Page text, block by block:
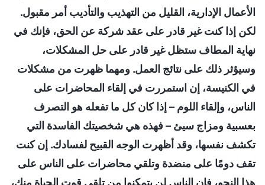
الأعمال الإدارية، القليل من التهذيب والتأديب أمر مقبول.
لكن إذا كنت غير قادر على عقد شركة عن الحق، فإنك في
نهاية المطاف ستظل غير قادر على حل المشكلات،
وسيؤثر ذلك على نتائج العمل. ومهما ظهرت من مشكلات
في الكنيسة، إن استمررت في إلقاء المحاضرات على
الناس، وإلقاء اللوم – إذا كان كل ما تفعله هو التصرف
بعسبية ومزاج سيئ – فهذه هي شخصيتك الفاسدة التي
تكشف نفسها، وقد أظهرت الوجه القبيح لفسادك. إن كنت
تقف دومًا على منضدة وتلقي محاضرات على الناس على
هذا النحو، فإن الناس لن يتمكنوا من تلقي قوت الحياة منك،